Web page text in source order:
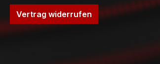
Vertrag widerrufen